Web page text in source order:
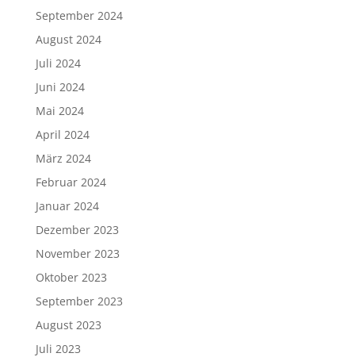
September 2024
August 2024
Juli 2024
Juni 2024
Mai 2024
April 2024
März 2024
Februar 2024
Januar 2024
Dezember 2023
November 2023
Oktober 2023
September 2023
August 2023
Juli 2023